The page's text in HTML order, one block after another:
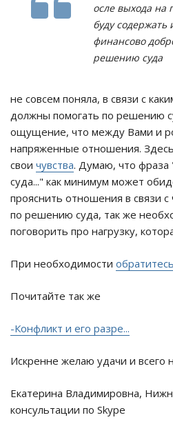
осле выхода на
буду содержать
финансово
решению суда
не совсем поняла, в связи с
должны помогать по решению
ощущение, что между Вами и
напряженные отношения.
свои чувства. Думаю, что
суда..." как минимум может
прояснить отношения в связи
по решению суда, так же
поговорить про нагрузку,
При необходимости
Почитайте так же
-Конфликт и его разре...
Искренне желаю удачи и всего
Екатерина Владимировна,
консультации по Skype